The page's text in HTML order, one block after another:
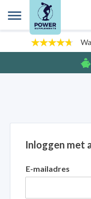
Inloggen met
E-mailadres